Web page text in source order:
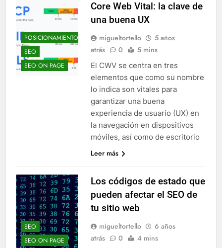
POSICIONAMIENTO
SEO
SEO ON PAGE
Core Web Vital: la clave de
una buena UX
migueltortello
5 años
atrás
0 5 mins
El CWV se centra en tres
elementos que como su nombre
lo indica son vitales para
garantizar una buena
experiencia de usuario (UX) en
la navegación en dispositivos
móviles, así como de escritorio
Leer más
SEO
SEO ON PAGE
Los códigos de estado que
pueden afectar el SEO de
tu sitio web
migueltortello
6 años
atrás
0 4 mins